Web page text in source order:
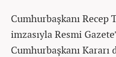
Cumhurbaşkanı Recep
imzasıyla Resmi
Cumhurbaşkanı